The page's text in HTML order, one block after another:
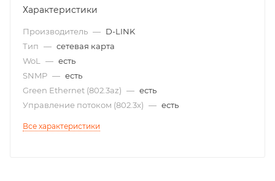
Характеристики
Производитель — D-LINK
Тип — сетевая карта
WoL
— есть
SNMP — есть
Green Ethernet (802.3az) — есть
Управление потоком (802.3x) — есть
Все характеристики